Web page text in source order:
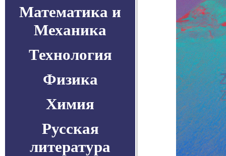
Математика и
Механика
Технология
Физика
Химия
Русская
литература